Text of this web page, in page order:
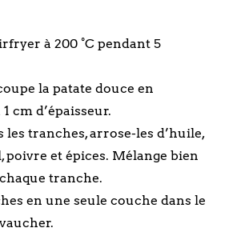
à 200 °C pendant 5
la patate douce en
cm d’épaisseur.
les tranches, arrose-les d’huile,
poivre et épices. Mélange bien
tranche.
en une seule couche dans le